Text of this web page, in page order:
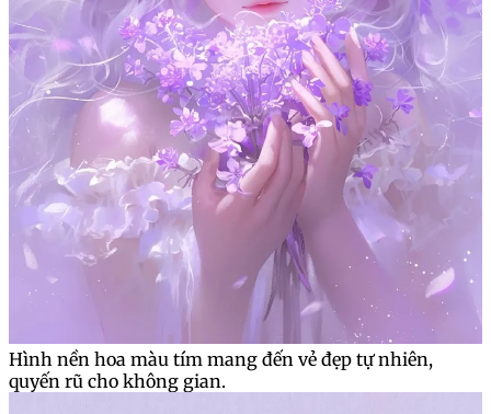
Hình nền hoa màu tím mang đến vẻ đẹp tự nhiên,
quyến rũ cho không gian.